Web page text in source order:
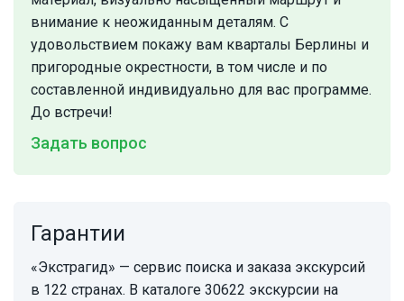
внимание к неожиданным деталям. С
удовольствием покажу вам кварталы Берлины и
пригородные окрестности, в том числе и по
составленной индивидуально для вас программе.
До встречи!
Задать вопрос
Гарантии
«Экстрагид» — сервис поиска и заказа экскурсий
в 122 странах. В каталоге 30622 экскурсии на